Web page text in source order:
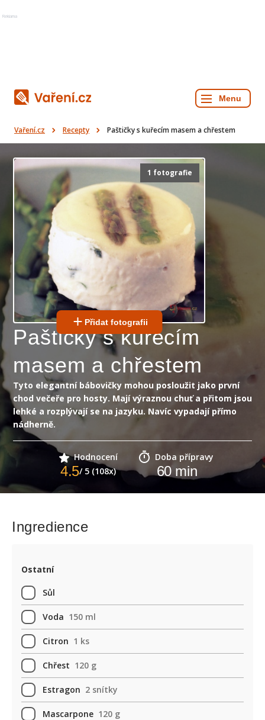
Reklama
Vaření.cz Recepty Paštičky s kuřecím masem a chřestem
1 fotografie
Přidat fotografii
Paštičky s kuřecím
masem a chřestem
Tyto elegantní bábovičky mohou posloužit jako první
chod večeře pro hosty. Mají výraznou chuť a přitom jsou
lehké a rozplývají se na jazyku. Navíc vypadají přímo
nádherně.
Hodnocení
4.5/ 5 (108x)
Doba přípravy
60min
Ingredience
Ostatní
Sůl
Voda 150 ml
Citron 1 ks
Chřest 120 g
Estragon 2 snítky
Mascarpone 120 g